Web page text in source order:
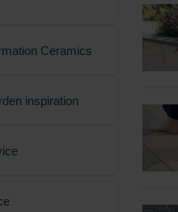
Ceramics
inspiration